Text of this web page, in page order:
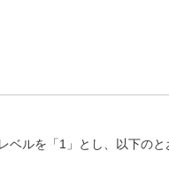
ベルを「1」とし、以下のと